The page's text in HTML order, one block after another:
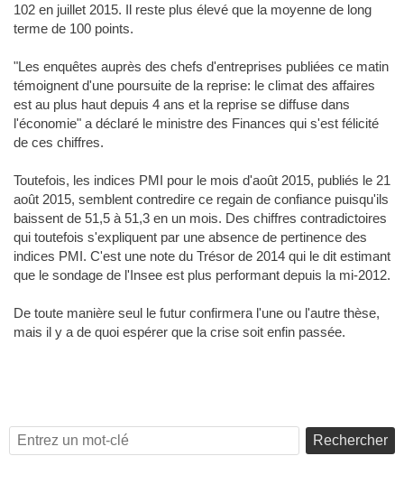
102 en juillet 2015. Il reste plus élevé que la moyenne de long
terme de 100 points.
"Les enquêtes auprès des chefs d'entreprises publiées ce matin
témoignent d'une poursuite de la reprise: le climat des affaires
est au plus haut depuis 4 ans et la reprise se diffuse dans
l'économie" a déclaré le ministre des Finances qui s'est félicité
de ces chiffres.
Toutefois, les indices PMI pour le mois d'août 2015, publiés le 21
août 2015, semblent contredire ce regain de confiance puisqu'ils
baissent de 51,5 à 51,3 en un mois. Des chiffres contradictoires
qui toutefois s'expliquent par une absence de pertinence des
indices PMI. C'est une note du Trésor de 2014 qui le dit estimant
que le sondage de l'Insee est plus performant depuis la mi-2012.
De toute manière seul le futur confirmera l'une ou l'autre thèse,
mais il y a de quoi espérer que la crise soit enfin passée.
Rechercher